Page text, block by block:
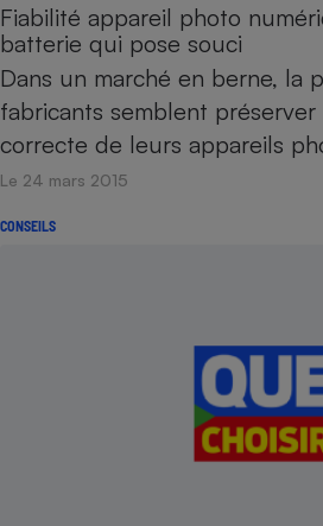
Fiabilité appareil photo
batterie qui pose souci
Dans un marché en berne, la
fabricants semblent
correcte de leurs appareils
Le 24 mars 2015
CONSEILS